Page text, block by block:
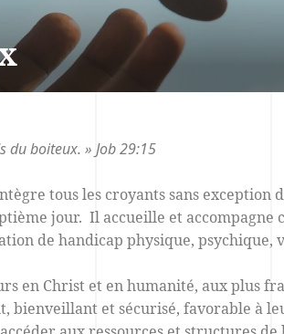
du boiteux. » Job 29:15
tous les croyants sans exception
jour. Il accueille et accompagne
de handicap physique, psychique,
en Christ et en humanité, aux plus
bienveillant et sécurisé, favorable à